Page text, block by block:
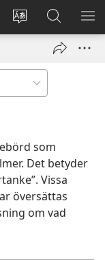
Ändra
webbplatsens
Logga
fönster)
Sök
på
jw.org
som
Det betyder
Vissa
översättas
om vad